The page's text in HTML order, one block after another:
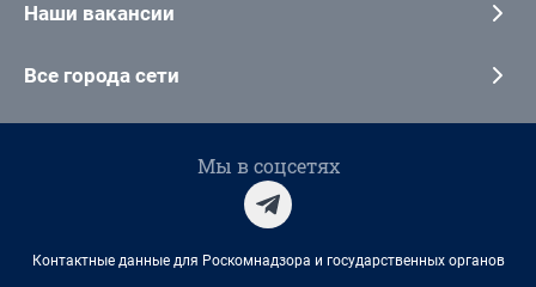
Наши вакансии
Все города сети
Мы в соцсетях
Контактные данные для Роскомнадзора и государственных органов